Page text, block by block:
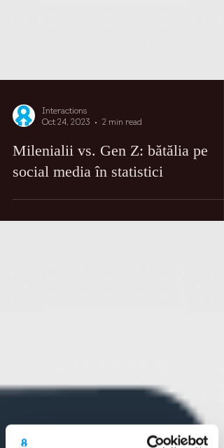
Oct 24, 2023
2 min read
Milenialii vs. Gen Z: bătălia pe
social media în statistici